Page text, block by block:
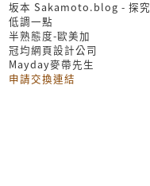
坂本 Sakamoto.blog - 探
低調一點
半熟態度-歐美加
冠均網頁設計公司
Mayday麥帶先生
申請交換連結